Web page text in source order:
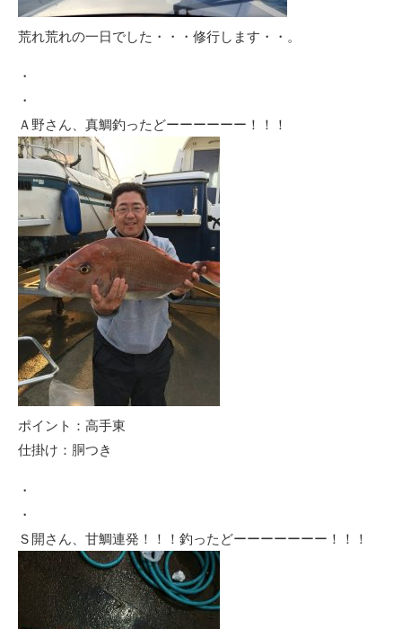
荒れ荒れの一日でした・・・修行します・・。
・
・
Ａ野さん、真鯛釣ったどーーーーーー！！！
ポイント：高手東
仕掛け：胴つき
・
・
Ｓ開さん、甘鯛連発！！！釣ったどーーーーーーー！！！